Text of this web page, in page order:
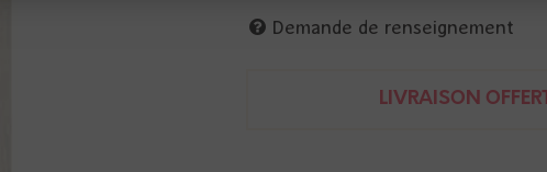
Demande de renseignement
LIVRAISON